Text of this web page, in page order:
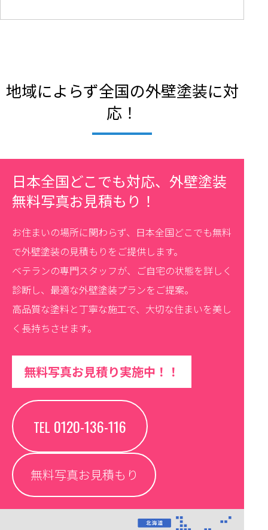
地域によらず全国の外壁塗装に対
応！
日本全国どこでも対応、外壁塗装
無料写真お見積もり！
お住まいの場所に関わらず、日本全国どこでも無料
で外壁塗装の見積もりをご提供します。
ベテランの専門スタッフが、ご自宅の状態を詳しく
診断し、最適な外壁塗装プランをご提案。
高品質な塗料と丁寧な施工で、大切な住まいを美し
く長持ちさせます。
無料写真お見積り実施中！！
TEL 0120-136-116
無料写真お見積もり